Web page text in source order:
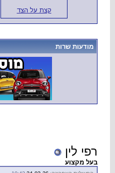
קצת על הצד
מודעות שרות
רפי לין
בעל מקצוע